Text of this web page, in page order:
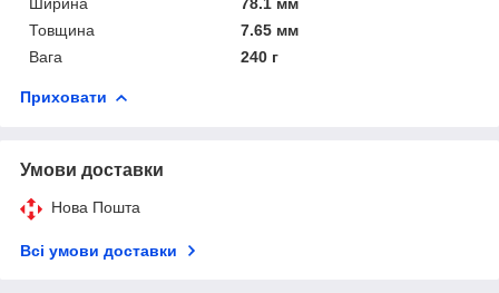
Товщина
7.65 мм
Вага
240 г
Приховати
Умови доставки
Нова Пошта
Всі умови доставки